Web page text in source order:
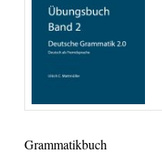
Grammatikbuch